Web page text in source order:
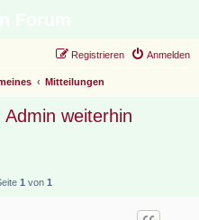
Anmelden
Registrieren
Mitteilungen
weiterhin
1 von 1